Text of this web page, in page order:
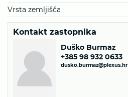
Vrsta zemljišča
Kontakt zastopnika
Duško Burmaz
+385 98 932 0633
dusko.burmaz@plexus.hr